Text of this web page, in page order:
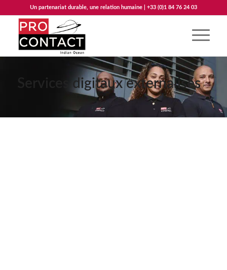
Un partenariat durable, une relation humaine | +33 (0)1 84 76 24 03
Services digitaux externalisés